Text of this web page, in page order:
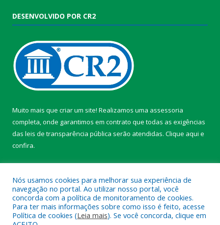
DESENVOLVIDO POR CR2
Muito mais que criar um site! Realizamos uma assessoria
completa, onde garantimos em contrato que todas as exigências
das leis de transparência pública serão atendidas. Clique aqui e
confira.
Todos os direitos reservados a Câmara Municipal de Itaporã.
Nós usamos cookies para melhorar sua experiência de
navegação no portal. Ao utilizar nosso portal, você
concorda com a política de monitoramento de cookies.
Para ter mais informações sobre como isso é feito, acesse
Política de cookies (Leia mais). Se você concorda, clique em